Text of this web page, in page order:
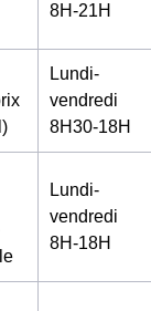
8H-21H
Lundi-
vendredi
8H30-18H
Lundi-
vendredi
8H-18H